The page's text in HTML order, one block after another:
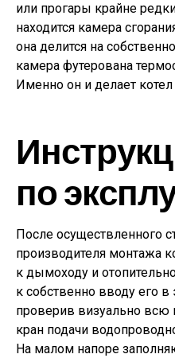
или прогары крайне
находится камера
она делится на
камера футерована
Именно он и делает
по
После осуществленного
производителя монтажа
к дымоходу и
к собственно вводу его
проверив визуально
кран подачи
На малом напоре